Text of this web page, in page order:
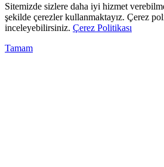
Sitemizde sizlere daha iyi hizmet
şekilde çerezler kullanmaktayız. Çerez
inceleyebilirsiniz. Çerez Politikası
Tamam